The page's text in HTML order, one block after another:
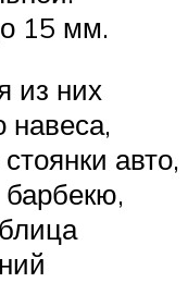
15 мм.
из них
навеса,
авто,